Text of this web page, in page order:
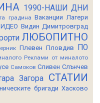
1990-НАШИ ДНИ
градина Ваканции Лагери
Видин Димитровград
ЛЮБОПИТНО
Плевен Пловдив
ПО
Реклами от миналото
Самоков Сливен Слънчев
Загора СТАТИИ
бригади Хасково